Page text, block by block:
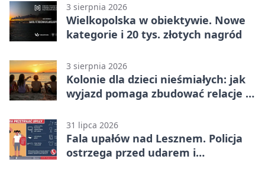
3 sierpnia 2026
Wielkopolska w obiektywie. Nowe
kategorie i 20 tys. złotych nagród
3 sierpnia 2026
Kolonie dla dzieci nieśmiałych: jak
wyjazd pomaga zbudować relacje z
31 lipca 2026
Fala upałów nad Lesznem. Policja
ostrzega przed udarem i